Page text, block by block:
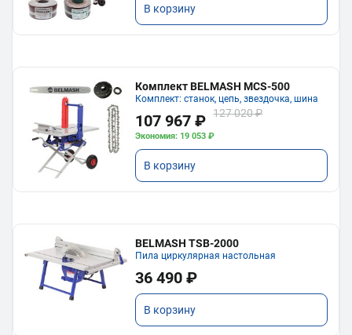
В корзину
Комплект BELMASH MCS-500
Комплект: станок, цепь, звездочка, шина
107 967 ₽ 127 020 ₽
Экономия: 19 053 ₽
В корзину
BELMASH TSB-2000
Пила циркулярная настольная
36 490 ₽
В корзину